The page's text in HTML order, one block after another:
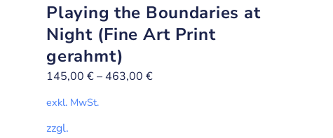
Playing the Boundaries at
Night (Fine Art Print
gerahmt)
145,00€– 463,00€
exkl. MwSt.
zzgl.